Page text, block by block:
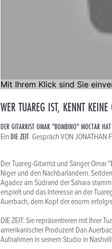
WER TUAREG IST, KENNT KEINE
DER GITARRIST OMAR "BOMBINO" MOCTAR
EinDIE ZEIT Gespräch VON JONATHAN
Der Tuareg-Gitarrist und Sänger
Niger und den Nachbarländern.
Agadez am Südrand der Sahara
erspielt und das Interesse an der
Auerbach, dem Kopf der enorm
DIE ZEIT: Sie repräsentieren mit Ihrer
amerikanischer Produzent Dan
Aufnahmen in seinem Studio in